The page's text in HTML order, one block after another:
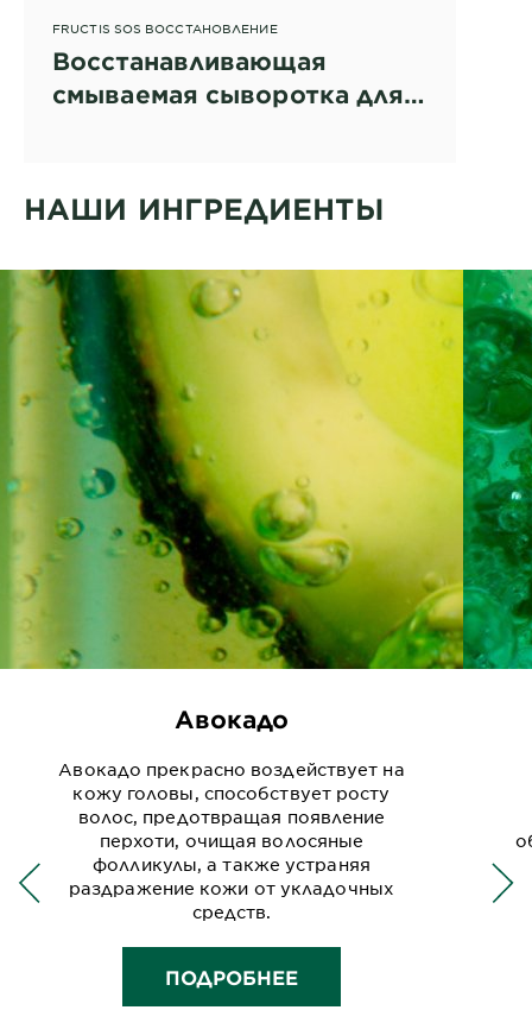
FRUCTIS SOS ВОССТАНОВЛЕНИЕ
Восстанавливающая
смываемая сыворотка для
НАШИ ИНГРЕДИЕНТЫ
Авокадо
Авокадо прекрасно воздействует на
кожу головы, способствует росту
волос, предотвращая появление
перхоти, очищая волосяные
фолликулы, а также устраняя
раздражение кожи от укладочных
средств.
ПОДРОБНЕЕ